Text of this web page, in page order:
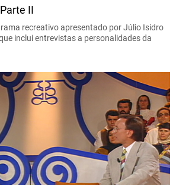
II
recreativo apresentado por Júlio Isidro
inclui entrevistas a personalidades da